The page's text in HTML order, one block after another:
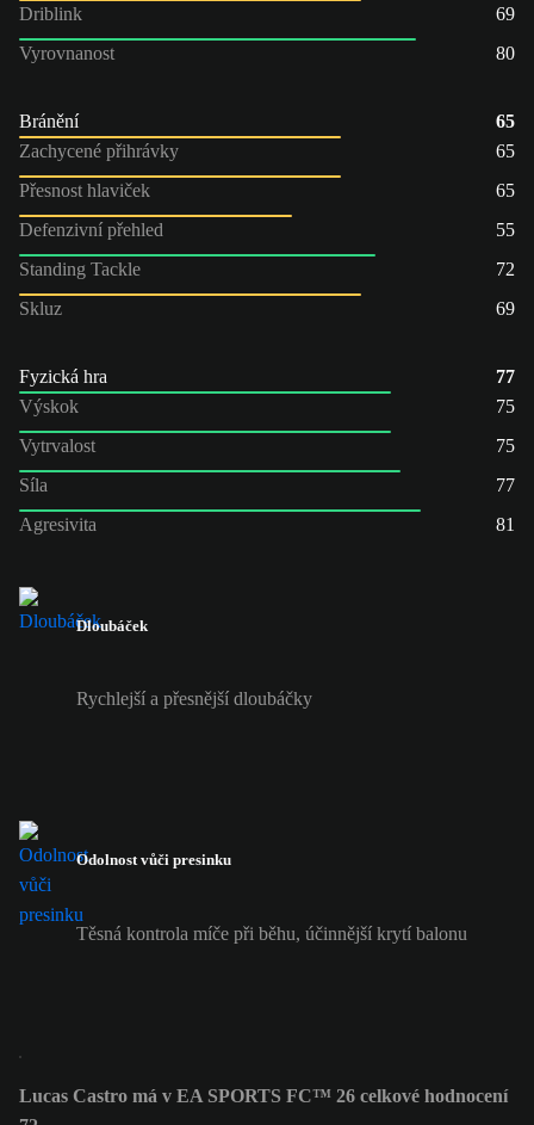
Driblink
69
Vyrovnanost
80
Bránění
65
Zachycené přihrávky
65
Přesnost hlaviček
65
Defenzivní přehled
55
Standing Tackle
72
Skluz
69
Fyzická hra
77
Výskok
75
Vytrvalost
75
Síla
77
Agresivita
81
Dloubáček
Rychlejší a přesnější dloubáčky
Odolnost vůči presinku
Těsná kontrola míče při běhu, účinnější krytí balonu
Lucas Castro má v EA SPORTS FC™ 26 celkové hodnocení